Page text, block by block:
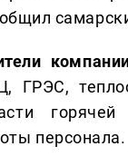
ГРЭС,
персонала.